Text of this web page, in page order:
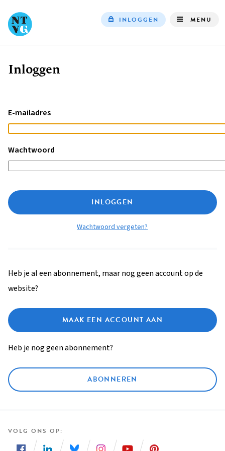
INLOGGEN MENU
Kruimelpad
Inloggen
E-mailadres
Wachtwoord
INLOGGEN
Wachtwoord vergeten?
Heb je al een abonnement, maar nog geen account op de
website?
MAAK EEN ACCOUNT AAN
Heb je nog geen abonnement?
ABONNEREN
VOLG ONS OP